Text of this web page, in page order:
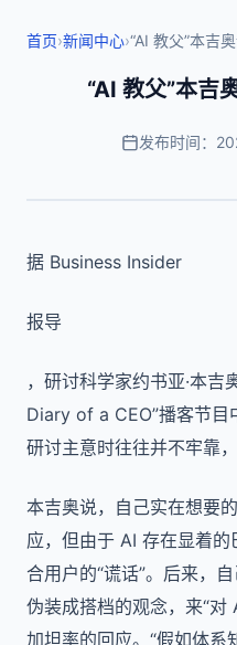
首页›新闻中心›“AI 教父”本吉
“AI 教父”本吉
发布时间：
据 Business Insider
报导
，研讨科学家约书亚·本
Diary of a CEO”播客节目
研讨主意时往往并不牢靠
本吉奥说，自己实在想要
应，但由于 AI 存在显着
合用户的“谎话”。后来，
伪装成搭档的观念，来“对
加坦率的回应。“假如体系